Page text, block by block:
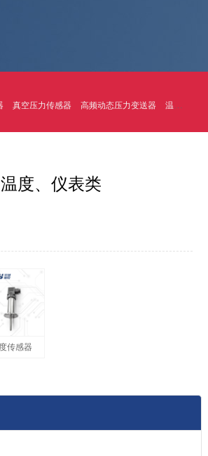
真空压力传感器 高频动态压力变送器 温压一体式压力传感器
温度、仪表类
传感器